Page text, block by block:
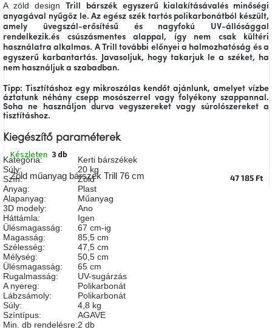
A
tűz
mellett
ülve
Színes
tér
Woodman
Anyák
napja
Egy
étkező,
amely
szórakoztat!
A
8.
születésnap
megünneplése
A
kedvenceid
Zöld műanyag bárszék Trill 76 cm
Készleten 3 db
47 185 Ft
A zöld designTrill bárszék egyszerű kialakításávalés minőségi
anyagával nyűgöz le. Az egész szék tartós polikarbonátból készült,
amely üvegszál-erősítésű és nagyfokú UV-állósággal
rendelkezik.és csúszásmentes alappal, így nem csak kültéri
használatra alkalmas. A Trill további előnyei a halmozhatóság és a
egyszerű karbantartás. Javasoljuk, hogy takarjuk le a széket, ha
nem használjuk a szabadban.
Tipp: Tisztításhoz egy mikroszálas kendőt ajánlunk, amelyet vízbe
áztatunk néhány csepp mosószerrel vagy folyékony szappannal.
Soha ne használjon durva vegyszereket vagy súrolószereket a
tisztításhoz.
Kiegészítő paraméterek
Kategória:
Kerti bárszékek
Súly:
20 kg
Szín:
Zöld
Anyag:
Plast
Alapanyag:
Műanyag
3D modely:
Ano
Háttámla:
Igen
Ülésmagasság:
67 cm-ig
Magasság:
85,5 cm
Szélesség:
47,5 cm
Mélység:
50,5 cm
Ülésmagasság:
65 cm
Rugalmasság:
UV-sugárzás
A nyereg:
Polikarbonát
Lábzsámoly:
Polikarbonát
Súly:
4,8 kg
Színtípus:
AGAVE
Min. db rendelésre:2 db